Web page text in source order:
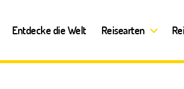
Entdecke die Welt Reisearten